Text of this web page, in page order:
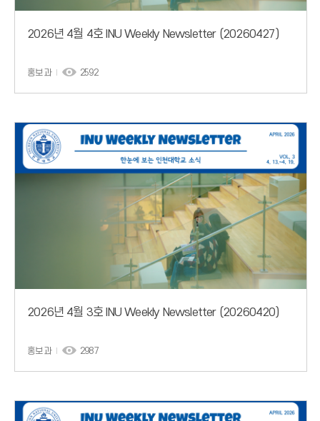
2026년 4월 4호 INU Weekly Newsletter (20260427)
홍보과 2592
2026년 4월 3호 INU Weekly Newsletter (20260420)
홍보과 2987